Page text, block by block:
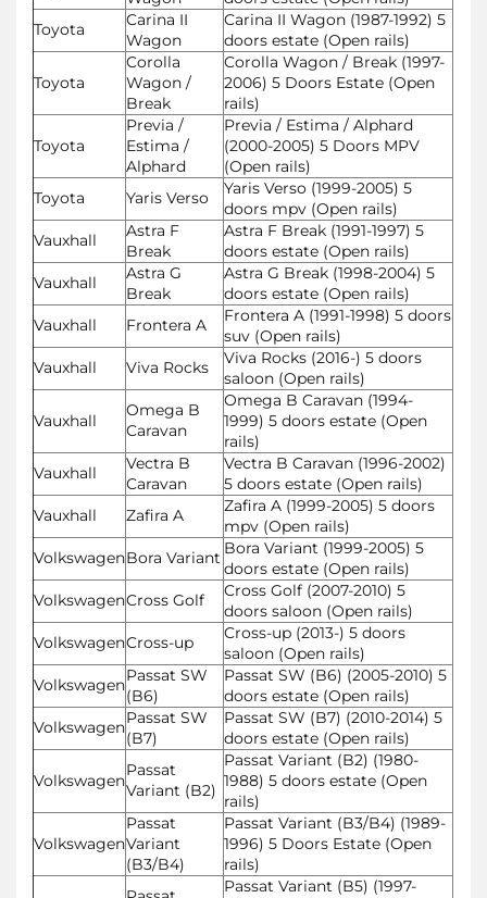
Toyota
Carina II
Wagon
Carina II Wagon (1987-1992) 5
doors estate (Open rails)
Toyota
Corolla
Wagon /
Break
Corolla Wagon / Break (1997-
2006) 5 Doors Estate (Open
rails)
Toyota
Previa /
Estima /
Alphard
Previa / Estima / Alphard
(2000-2005) 5 Doors MPV
(Open rails)
Toyota
Yaris Verso
Yaris Verso (1999-2005) 5
doors mpv (Open rails)
Vauxhall
Astra F
Break
Astra F Break (1991-1997) 5
doors estate (Open rails)
Vauxhall
Astra G
Break
Astra G Break (1998-2004) 5
doors estate (Open rails)
Vauxhall
Frontera A
Frontera A (1991-1998) 5 doors
suv (Open rails)
Vauxhall
Viva Rocks
Viva Rocks (2016-) 5 doors
saloon (Open rails)
Vauxhall
Omega B
Caravan
Omega B Caravan (1994-
1999) 5 doors estate (Open
rails)
Vauxhall
Vectra B
Caravan
Vectra B Caravan (1996-2002)
5 doors estate (Open rails)
Vauxhall
Zafira A
Zafira A (1999-2005) 5 doors
mpv (Open rails)
VolkswagenBora Variant Bora Variant (1999-2005) 5
doors estate (Open rails)
VolkswagenCross Golf
Cross Golf (2007-2010) 5
doors saloon (Open rails)
VolkswagenCross-up
Cross-up (2013-) 5 doors
saloon (Open rails)
VolkswagenPassat SW
(B6)
Passat SW (B6) (2005-2010) 5
doors estate (Open rails)
VolkswagenPassat SW
(B7)
Passat SW (B7) (2010-2014) 5
doors estate (Open rails)
Volkswagen
Passat
Variant (B2)
Passat Variant (B2) (1980-
1988) 5 doors estate (Open
rails)
Volkswagen
Passat
Variant
(B3/B4)
Passat Variant (B3/B4) (1989-
1996) 5 Doors Estate (Open
rails)
Passat Variant (B5) (1997-